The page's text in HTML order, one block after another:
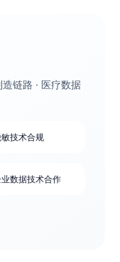
链路 · 医疗数据
技术合规
数据技术合作